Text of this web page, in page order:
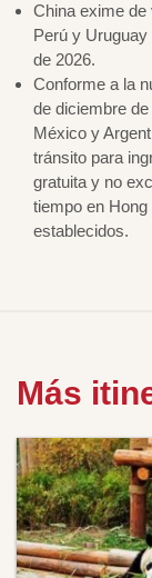
China exime de
Perú y Uruguay
de 2026.
Conforme a la
de diciembre
México y
tránsito para
gratuita y no
tiempo en
establecidos.
Más